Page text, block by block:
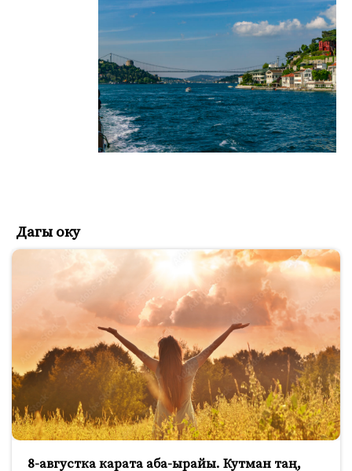
Дагы оку
8-августка карата аба-ырайы. Кутман таң,